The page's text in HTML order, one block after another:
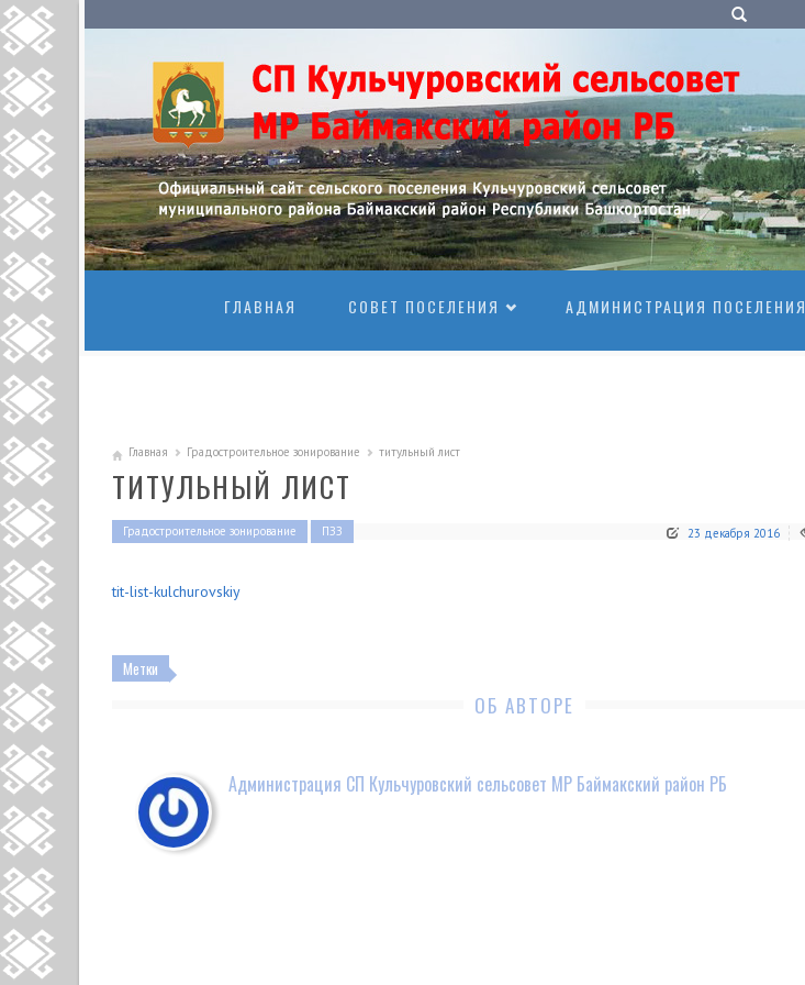
ГЛАВНАЯ
СОВЕТ ПОСЕЛЕНИЯ АДМИНИСТРАЦИЯ ПОСЕЛЕНИЯ
Главная Градостроительное зонирование титульный лист
ТИТУЛЬНЫЙ ЛИСТ
Градостроительное зонирование ПЗЗ 23 декабря 2016
tit-list-kulchurovskiy
Метки
ОБ АВТОРЕ
Администрация СП Кульчуровский сельсовет МР Баймакский район РБ